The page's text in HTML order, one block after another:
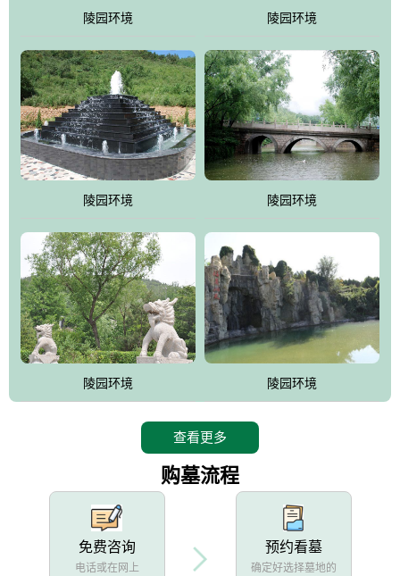
陵园环境 陵园环境
陵园环境 陵园环境
陵园环境 陵园环境
查看更多
购墓流程
免费咨询
电话或在网上
预约看墓
确定好选择墓地的